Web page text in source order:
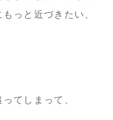
っと近づきたい、
てしまって、